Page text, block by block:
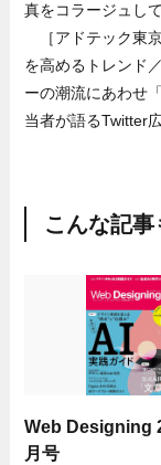
真をコラージュし
［アドテック東
を高めるトレンド
ーの潮流にあわせ
当者が語るTwitter
こんな記
Web Designing
月号